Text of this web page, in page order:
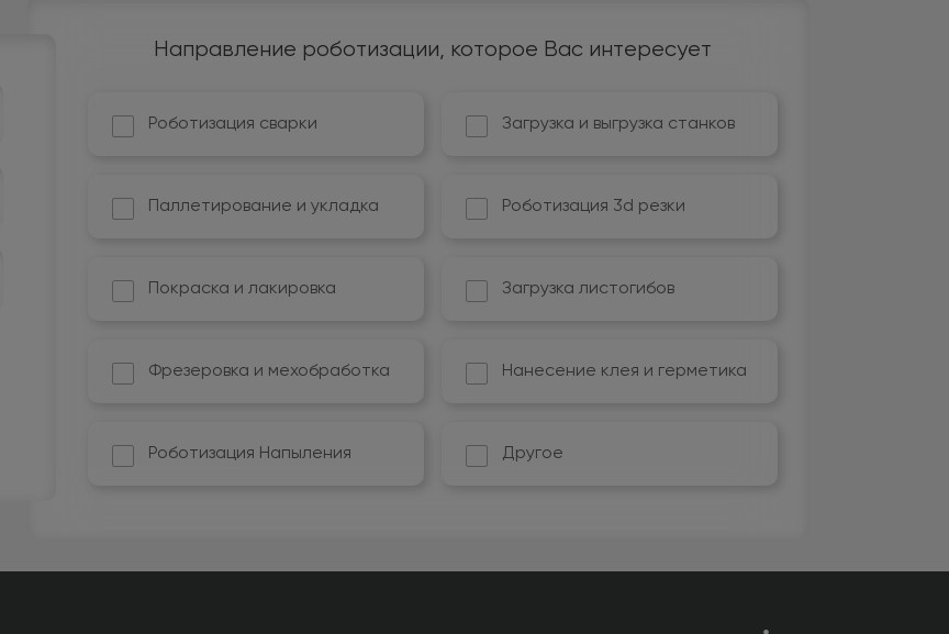
Направление роботизации, которое Вас интересует
Роботизация сварки Загрузка и выгрузка станков
Паллетирование и укладка Роботизация 3d резки
Покраска и лакировка Загрузка листогибов
Фрезеровка и мехобработка Нанесение клея и герметика
Роботизация Напыления Другое